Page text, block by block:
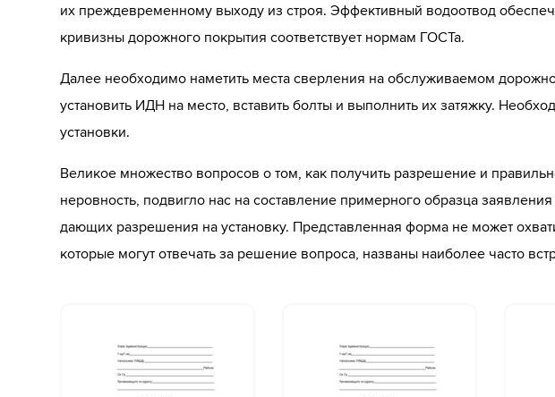
их преждевременному выходу из строя. Эффективный водоотвод
кривизны дорожного покрытия соответствует нормам ГОСТа.
Далее необходимо наметить места сверления на обслуживаемом
установить ИДН на место, вставить болты и выполнить их затяжку.
установки.
Великое множество вопросов о том, как получить разрешение и
неровность, подвигло нас на составление примерного образца
дающих разрешения на установку. Представленная форма не может
которые могут отвечать за решение вопроса, названы наиболее часто